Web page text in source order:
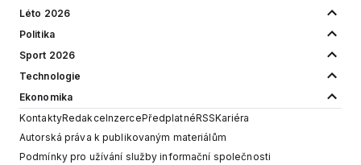
Léto 2026
Politika
Sport 2026
Technologie
Ekonomika
KontaktyRedakceInzercePředplatnéRSSKariéra
Autorská práva k publikovaným materiálům
Podmínky pro užívání služby informační společnosti